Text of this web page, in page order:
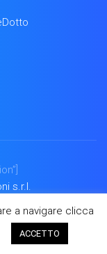
s.r.l.
a navigare clicca
ACCETTO